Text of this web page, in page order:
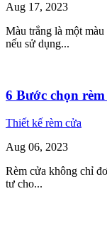
Aug 17, 2023
Màu trắng là một
nếu sử dụng...
6 Bước chọn
Thiết kế rèm cửa
Aug 06, 2023
Rèm cửa không chỉ
tư cho...